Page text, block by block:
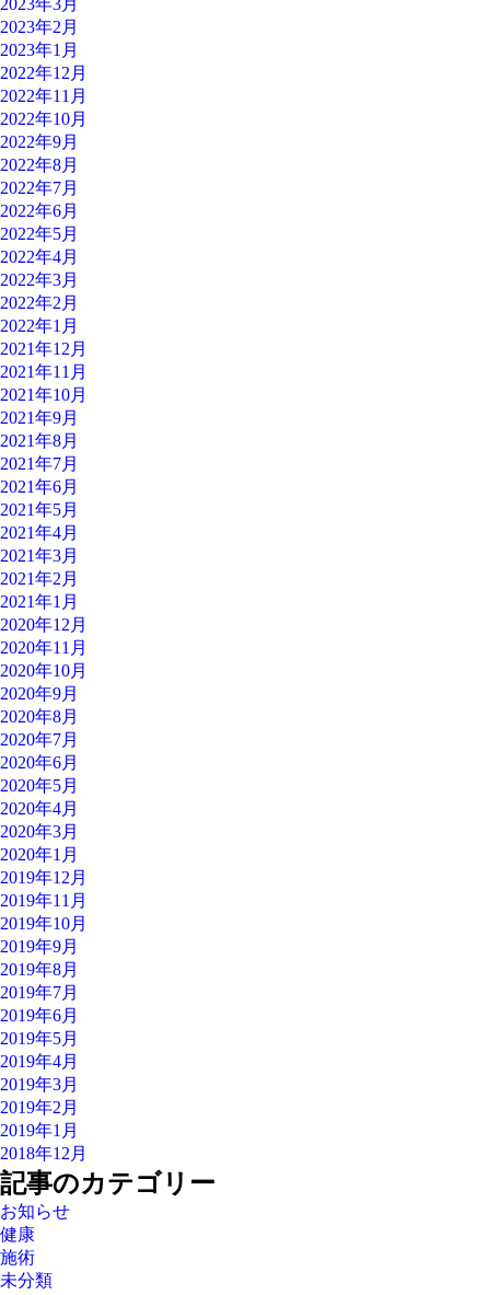
2023年3月
2023年2月
2023年1月
2022年12月
2022年11月
2022年10月
2022年9月
2022年8月
2022年7月
2022年6月
2022年5月
2022年4月
2022年3月
2022年2月
2022年1月
2021年12月
2021年11月
2021年10月
2021年9月
2021年8月
2021年7月
2021年6月
2021年5月
2021年4月
2021年3月
2021年2月
2021年1月
2020年12月
2020年11月
2020年10月
2020年9月
2020年8月
2020年7月
2020年6月
2020年5月
2020年4月
2020年3月
2020年1月
2019年12月
2019年11月
2019年10月
2019年9月
2019年8月
2019年7月
2019年6月
2019年5月
2019年4月
2019年3月
2019年2月
2019年1月
2018年12月
記事のカテゴリー
お知らせ
健康
施術
未分類